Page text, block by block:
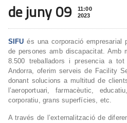
de juny 09
11:00
2023
SIFU és una corporació empresarial
de persones amb discapacitat. Amb
8.500 treballadors i presencia a
Andorra, oferim serveis de Facility
donant solucions a multitud de
l’aeroportuari, farmacèutic,
corporatiu, grans superfícies, etc.
A través de l’externalització de